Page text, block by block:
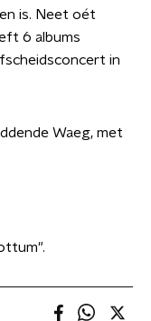
is. Neet oét
6 albums
in
Waeg, met